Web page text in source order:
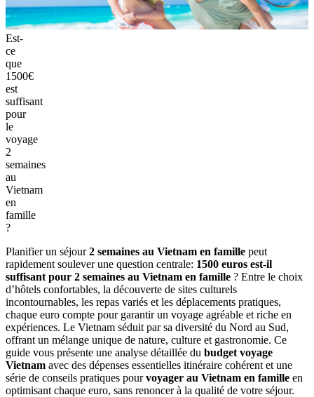
Est-
ce
que
1500€
est
suffisant
pour
le
voyage
2
semaines
au
Vietnam
en
famille
?
Planifier un séjour2 semaines au Vietnam en famille peut
rapidement soulever une question centrale: 1500 euros est-il
suffisant pour 2 semaines au Vietnam en famille ? Entre le choix
d’hôtels confortables, la découverte de sites culturels
incontournables, les repas variés et les déplacements pratiques,
chaque euro compte pour garantir un voyage agréable et riche en
expériences. Le Vietnam séduit par sa diversité du Nord au Sud,
offrant un mélange unique de nature, culture et gastronomie. Ce
guide vous présente une analyse détaillée du budget voyage
Vietnam avec des dépenses essentielles itinéraire cohérent et une
série de conseils pratiques pourvoyager au Vietnam en famille en
optimisant chaque euro, sans renoncer à la qualité de votre séjour.